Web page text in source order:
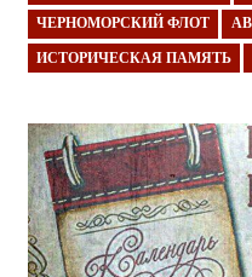
ЧЕРНОМОРСКИЙ ФЛОТ
ИСТОРИЧЕСКАЯ ПАМЯТЬ